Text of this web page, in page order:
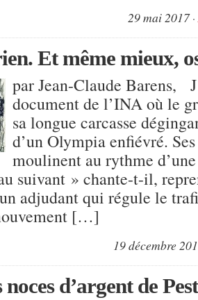
29 mai 2017
Et même mieux,
par Jean-Claude Barens,
document de l’INA où le
sa longue carcasse
d’un Olympia enfiévré.
moulinent au rythme
suivant » chante-t-il,
adjudant qui régule le
[…]
19 décembre
noces d’argent de